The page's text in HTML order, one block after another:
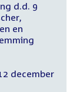
d.d. 9
en
december